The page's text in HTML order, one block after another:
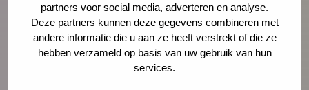
partners voor social media, adverteren en analyse.
Deze partners kunnen deze gegevens combineren met
andere informatie die u aan ze heeft verstrekt of die ze
hebben verzameld op basis van uw gebruik van hun
services.
Nieuws 21 juli 2026